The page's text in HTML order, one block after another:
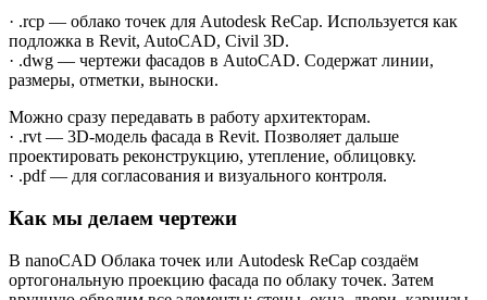
· .rcp — облако точек для Autodesk ReCap. Используется как
подложка в Revit, AutoCAD, Civil 3D.
· .dwg — чертежи фасадов в AutoCAD. Содержат линии,
размеры, отметки, выноски.
Можно сразу передавать в работу архитекторам.
· .rvt — 3D-модель фасада в Revit. Позволяет дальше
проектировать реконструкцию, утепление, облицовку.
· .pdf — для согласования и визуального контроля.
Как мы делаем чертежи
В nanoCAD Облака точек или Autodesk ReCap создаём
ортогональную проекцию фасада по облаку точек. Затем